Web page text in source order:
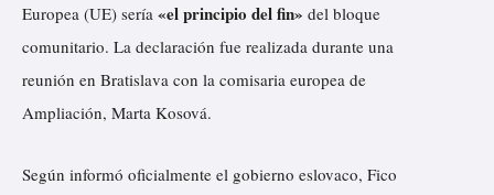
Europea (UE) sería «el principio del fin» del bloque
comunitario. La declaración fue realizada durante una
reunión en Bratislava con la comisaria europea de
Ampliación, Marta Kosová.
Según informó oficialmente el gobierno eslovaco, Fico